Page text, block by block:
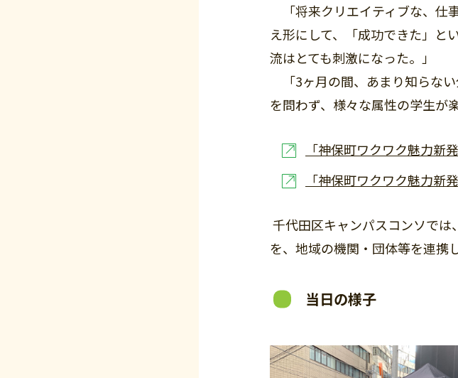
「将来クリエイティブな、仕
え形にして、「成功できた」と
流はとても刺激になった。」
「3ヶ月の間、あまり知らな
を問わず、様々な属性の学生が
「神保町ワクワク魅力新
「神保町ワクワク魅力新
千代田区キャンパスコンソで
を、地域の機関・団体等を連携
当日の様子